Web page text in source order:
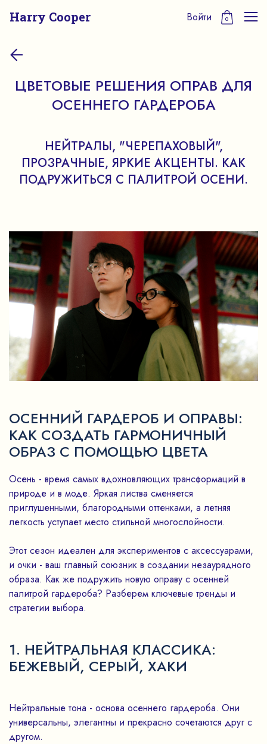
Harry Cooper Войти 0
ЦВЕТОВЫЕ РЕШЕНИЯ ОПРАВ ДЛЯ
ОСЕННЕГО ГАРДЕРОБА
НЕЙТРАЛЫ, "ЧЕРЕПАХОВЫЙ",
ПРОЗРАЧНЫЕ, ЯРКИЕ АКЦЕНТЫ. КАК
ПОДРУЖИТЬСЯ С ПАЛИТРОЙ ОСЕНИ.
ОСЕННИЙ ГАРДЕРОБ И ОПРАВЫ:
КАК СОЗДАТЬ ГАРМОНИЧНЫЙ
ОБРАЗ С ПОМОЩЬЮ ЦВЕТА
Осень - время самых вдохновляющих трансформаций в
природе и в моде. Яркая листва сменяется
приглушенными, благородными оттенками, а летняя
легкость уступает место стильной многослойности.
Этот сезон идеален для экспериментов с аксессуарами,
и очки - ваш главный союзник в создании незаурядного
образа. Как же подружить новую оправу с осенней
палитрой гардероба? Разберем ключевые тренды и
стратегии выбора.
1. НЕЙТРАЛЬНАЯ КЛАССИКА:
БЕЖЕВЫЙ, СЕРЫЙ, ХАКИ
Нейтральные тона - основа осеннего гардероба. Они
универсальны, элегантны и прекрасно сочетаются друг с
другом.